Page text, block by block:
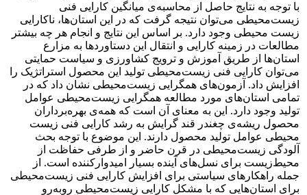
با توجه به نتایج حاصل از محاسبه‌ی میانگین کارایی فنی
زیست‌محیطی می‌توان نتیجه گرفت که در این استان‌ها، ناکارایی
زیست محیطی وجود دارد. بر اساس این نتایج و انجام هر چه بیشتر
مطالعات در زمینه کارایی و انتقال این دستاوردها به مزارع
استان‌ها از طریق آموزش و ترویج کشاورزی و سیاست حمایتی
می‌توان کارایی فنی زیست‌محیطی تولید این محصول استراتژیک را
افزایش داد. آزمون‌های همگرایی زیست‌محیطی نشان داد که در
تمامی استان‌های مورد مطالعه همگرایی زیست‌محیطی عوامل
تولید وجود دارد. این به معنای آن است که همه‌ی بهره‌برداران
محصول ریشه‌ی چغندر قند گرایش به رشد کارایی فنی زیست
محیطی عوامل تولید محصول دارند. این موضوع با توجه بحث
آلودگی زیست‌محیطی در قرن حاضر و از طرفی حفاظت از
محیط‌زیست برای نسل‌های آینده بسیار امیدوارکننده است. از
جمله راهکارهای سیاستی برای افزایش کارایی فنی زیست‌محیطی
برای استان‌هایی که با مشکل کارایی زیست‌محیطی روبه‌رو